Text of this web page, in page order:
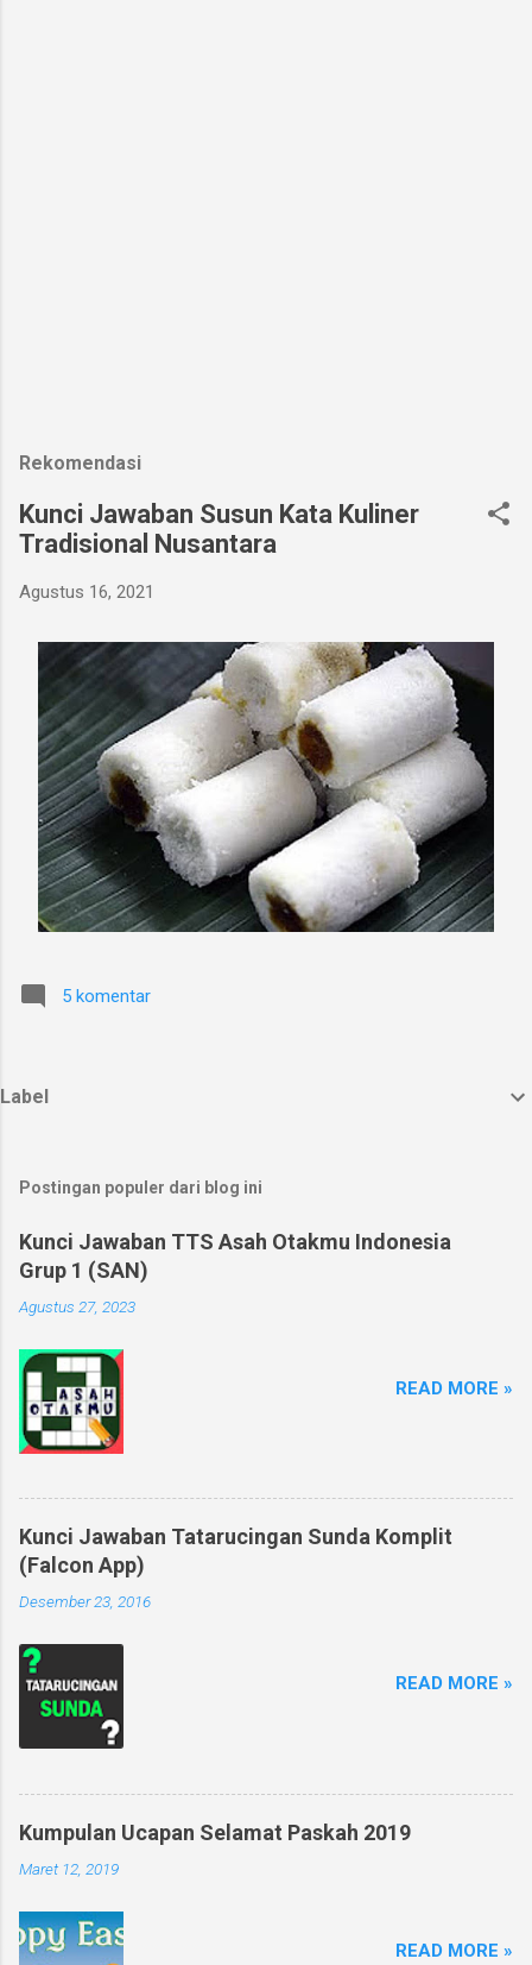
Rekomendasi
Kunci Jawaban Susun Kata Kuliner
Tradisional Nusantara
Agustus 16, 2021
5 komentar
Label
Postingan populer dari blog ini
Kunci Jawaban TTS Asah Otakmu Indonesia
Grup 1 (SAN)
Agustus 27, 2023
READ MORE »
Kunci Jawaban Tatarucingan Sunda Komplit
(Falcon App)
Desember 23, 2016
READ MORE »
Kumpulan Ucapan Selamat Paskah 2019
Maret 12, 2019
READ MORE »